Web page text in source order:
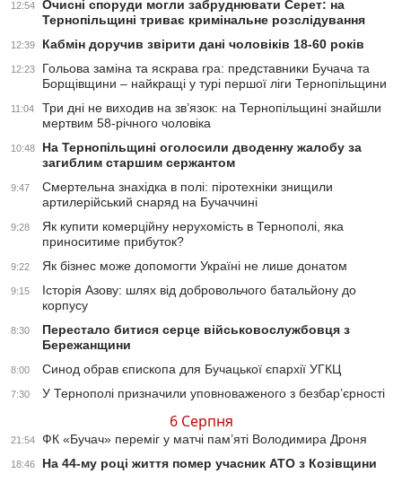
12:54
Очисні споруди могли забруднювати Серет: на
Тернопільщині триває кримінальне розслідування
12:39 Кабмін доручив звірити дані чоловіків 18-60 років
12:23
Гольова заміна та яскрава гра: представники Бучача та
Борщівщини – найкращі у турі першої ліги Тернопільщини
11:04
Три дні не виходив на зв’язок: на Тернопільщині знайшли
мертвим 58-річного чоловіка
10:48
На Тернопільщині оголосили дводенну жалобу за
загиблим старшим сержантом
9:47
Смертельна знахідка в полі: піротехніки знищили
артилерійський снаряд на Бучаччині
9:28
Як купити комерційну нерухомість в Тернополі, яка
приноситиме прибуток?
9:22 Як бізнес може допомогти Україні не лише донатом
9:15
Історія Азову: шлях від добровольчого батальйону до
корпусу
8:30
Перестало битися серце військовослужбовця з
Бережанщини
8:00 Синод обрав єпископа для Бучацької єпархії УГКЦ
7:30 У Тернополі призначили уповноваженого з безбар’єрності
6 Серпня
21:54 ФК «Бучач» переміг у матчі пам’яті Володимира Дроня
18:46 На 44-му році життя помер учасник АТО з Козівщини